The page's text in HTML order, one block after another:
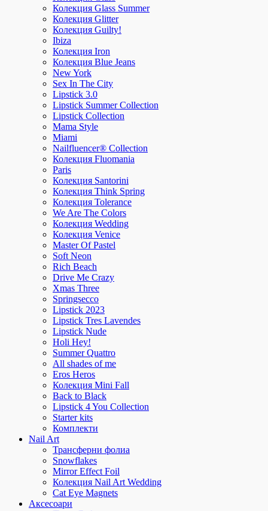
Колекция Glass Summer
Колекция Glitter
Колекция Guilty!
Ibiza
Колекция Iron
Колекция Blue Jeans
New York
Sex In The City
Lipstick 3.0
Lipstick Summer Collection
Lipstick Collection
Mama Style
Miami
Nailfluencer® Collection
Колекция Fluomania
Paris
Колекция Santorini
Колекция Think Spring
Колекция Tolerance
We Are The Colors
Колекция Wedding
Колекция Venice
Master Of Pastel
Soft Neon
Rich Beach
Drive Me Crazy
Xmas Three
Springsecco
Lipstick 2023
Lipstick Tres Lavendes
Lipstick Nude
Holi Hey!
Summer Quattro
All shades of me
Eros Heros
Колекция Mini Fall
Back to Black
Lipstick 4 You Collection
Starter kits
Комплекти
Nail Art
Трансферни фолиа
Snowflakes
Mirror Effect Foil
Колекция Nail Art Wedding
Cat Eye Magnets
Аксесоари